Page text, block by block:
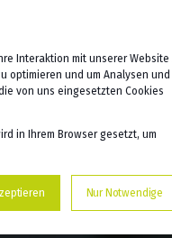
Interaktion mit unserer Website
optimieren und um Analysen und
von uns eingesetzten Cookies
in Ihrem Browser gesetzt, um
Nur Notwendige